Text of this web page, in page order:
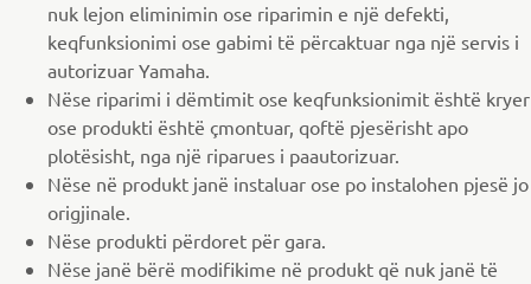
nuk lejon eliminimin ose riparimin e një defekti,
keqfunksionimi ose gabimi të përcaktuar nga një servis i
autorizuar Yamaha.
Nëse riparimi i dëmtimit ose keqfunksionimit është kryer
ose produkti është çmontuar, qoftë pjesërisht apo
plotësisht, nga një riparues i paautorizuar.
Nëse në produkt janë instaluar ose po instalohen pjesë jo
origjinale.
Nëse produkti përdoret për gara.
Nëse janë bërë modifikime në produkt që nuk janë të